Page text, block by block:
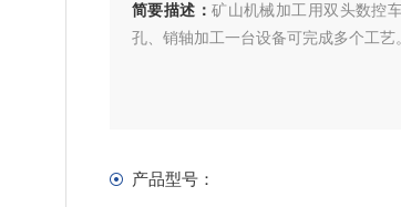
简要描述：矿山机械加工用双头数控
孔、销轴加工一台设备可完成多个工艺
产品型号：